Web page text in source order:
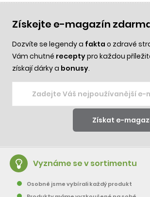
Získejte e-magazín
Dozvíte se legendy a fakta o zdravé
Vám chutné receptypro každou
získají dárky a bonusy.
Vyznáme se v sortimentu
Osobně jsme vybírali každý produkt